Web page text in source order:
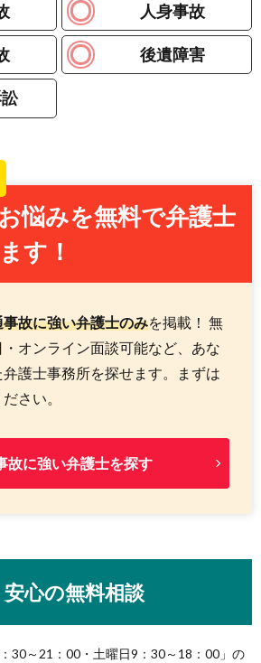
人身事故
後遺障害
悩みを無料で弁護士
す！
事故に強い弁護士のみを掲載！ 無
オンライン面談可能など、あな
護士事務所を探せます。まずは
さい。
故に強い弁護士を探す
心の無料相談
30～21：00・土曜日9：30～18：00」の